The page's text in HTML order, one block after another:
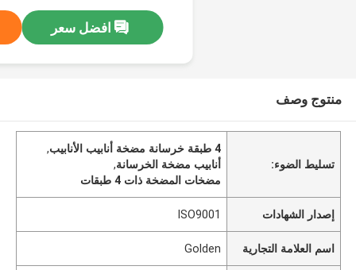
افضل سعر
منتوج وصف
تسليط الضوء:
4 طبقة خرسانة مضخة أنابيب الأنابيب
,
أنابيب مضخة الخرسانة,
مضخات المضخة ذات 4 طبقات
إصدار الشهادات ISO9001
اسم العلامة التجارية Golden